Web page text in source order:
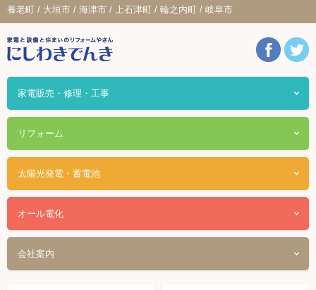
養老町 / 大垣市 / 海津市 / 上石津町 / 輪之内町 / 岐阜市
家電販売・修理・工事
リフォーム
太陽光発電・蓄電池
オール電化
会社案内